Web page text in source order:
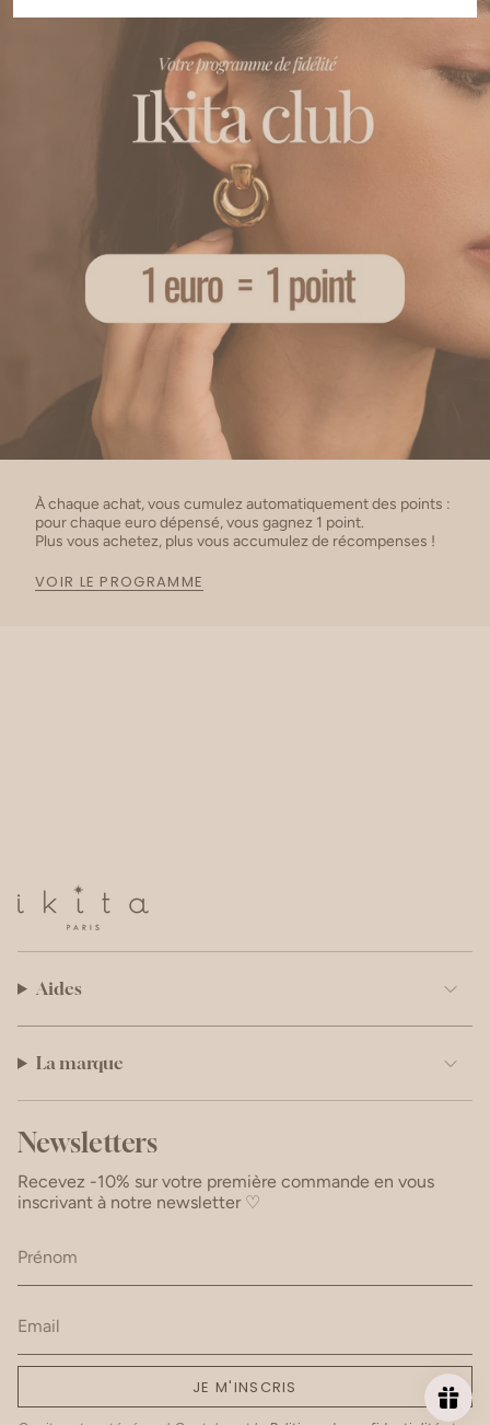
À chaque achat, vous cumulez automatiquement des points :
pour chaque euro dépensé, vous gagnez 1 point.
Plus vous achetez, plus vous accumulez de récompenses !
VOIR LE PROGRAMME
Aides
La marque
Newsletters
Recevez -10% sur votre première commande en vous
inscrivant à notre newsletter ♡
JE M'INSCRIS